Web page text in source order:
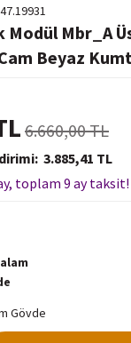
Mbr_A
Beyaz
6.660,00 TL
3.885,41 TL
toplam 9 ay taksit!